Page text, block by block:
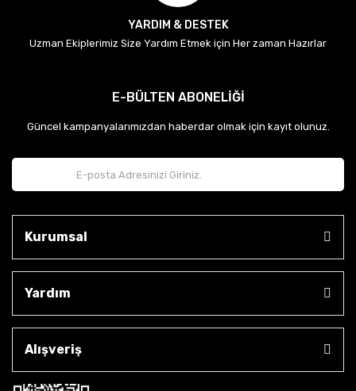
YARDIM & DESTEK
Uzman Ekiplerimiz Size Yardım Etmek için Her zaman Hazırlar
E-BÜLTEN ABONELİĞİ
Güncel kampanyalarımızdan haberdar olmak için kayıt olunuz.
Kurumsal
Yardım
Alışveriş